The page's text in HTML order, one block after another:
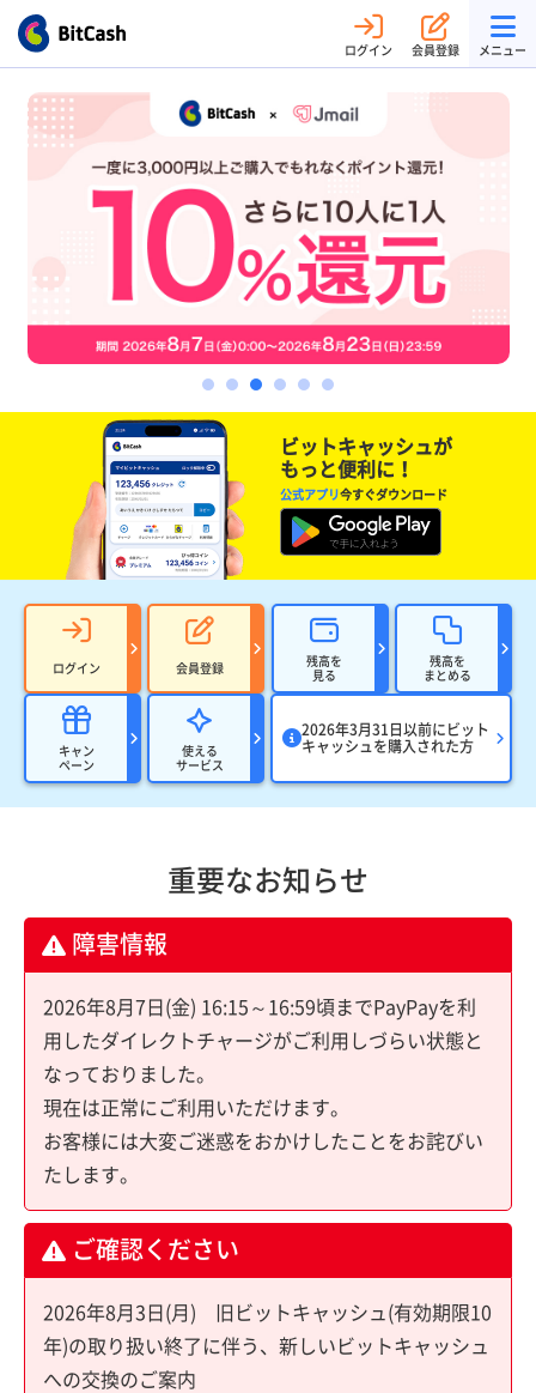
ログイン 会員登録 メニュー
ビットキャッシュが
もっと便利に！
公式アプリ今すぐダウンロード
ログイン 会員登録
残高を
見る
残高を
まとめる
キャン
ペーン
使える
サービス
2026年3月31日以前にビット
キャッシュを購入された方
重要なお知らせ
障害情報
2026年8月7日(金) 16:15～16:59頃までPayPayを利
用したダイレクトチャージがご利用しづらい状態と
なっておりました。
現在は正常にご利用いただけます。
お客様には大変ご迷惑をおかけしたことをお詫びい
たします。
ご確認ください
2026年8月3日(月) 旧ビットキャッシュ(有効期限10
年)の取り扱い終了に伴う、新しいビットキャッシュ
への交換のご案内